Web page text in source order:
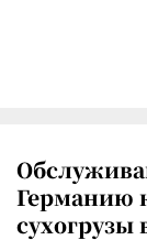
Германию
сухогрузы